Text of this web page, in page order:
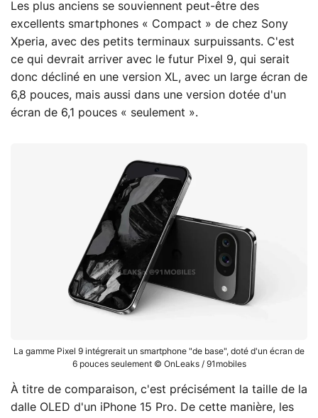
Les plus anciens se souviennent peut-être des
excellents smartphones « Compact » de chez Sony
Xperia, avec des petits terminaux surpuissants. C'est
ce qui devrait arriver avec le futur Pixel 9, qui serait
donc décliné en une version XL, avec un large écran de
6,8 pouces, mais aussi dans une version dotée d'un
écran de 6,1 pouces « seulement ».
La gamme Pixel 9 intégrerait un smartphone "de base", doté d'un écran de
6 pouces seulement © OnLeaks / 91mobiles
À titre de comparaison, c'est précisément la taille de la
dalle OLED d'un iPhone 15 Pro. De cette manière, les